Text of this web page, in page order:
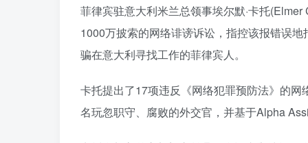
菲律宾驻意大利米兰总领事埃尔默·卡托
1000万披索的网络诽谤诉讼，指控该报错误
骗在意大利寻找工作的菲律宾人。
卡托提出了17项违反《网络犯罪预防法》的
名玩忽职守、腐败的外交官，并基于Alpha